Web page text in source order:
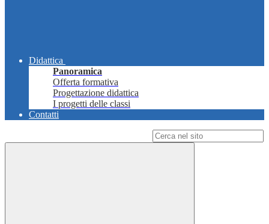
Didattica
Panoramica
Offerta formativa
Progettazione didattica
I progetti delle classi
Contatti